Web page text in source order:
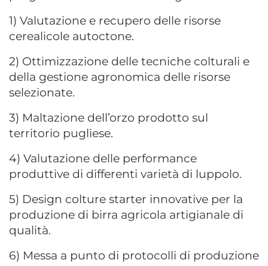
1) Valutazione e recupero delle risorse
cerealicole autoctone.
2) Ottimizzazione delle tecniche colturali e
della gestione agronomica delle risorse
selezionate.
3) Maltazione dell’orzo prodotto sul
territorio pugliese.
4) Valutazione delle performance
produttive di differenti varietà di luppolo.
5) Design colture starter innovative per la
produzione di birra agricola artigianale di
qualità.
6) Messa a punto di protocolli di produzione